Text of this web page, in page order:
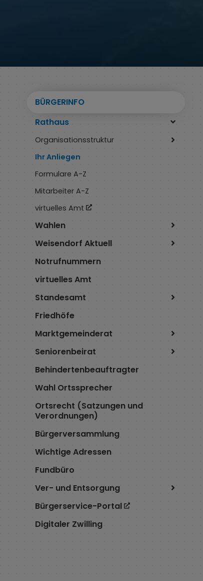
BÜRGERINFO
Rathaus
Organisationsstruktur
Ihr Anliegen
Formulare A-Z
Mitarbeiter A-Z
virtuelles Amt
Wahlen
Weisendorf Aktuell
Notrufnummern
virtuelles Amt
Standesamt
Friedhöfe
Marktgemeinderat
Seniorenbeirat
Behindertenbeauftragter
Wahl Ortssprecher
Ortsrecht (Satzungen und
Verordnungen)
Bürgerversammlung
Wichtige Adressen
Fundbüro
Ver- und Entsorgung
Bürgerservice-Portal
Digitaler Zwilling